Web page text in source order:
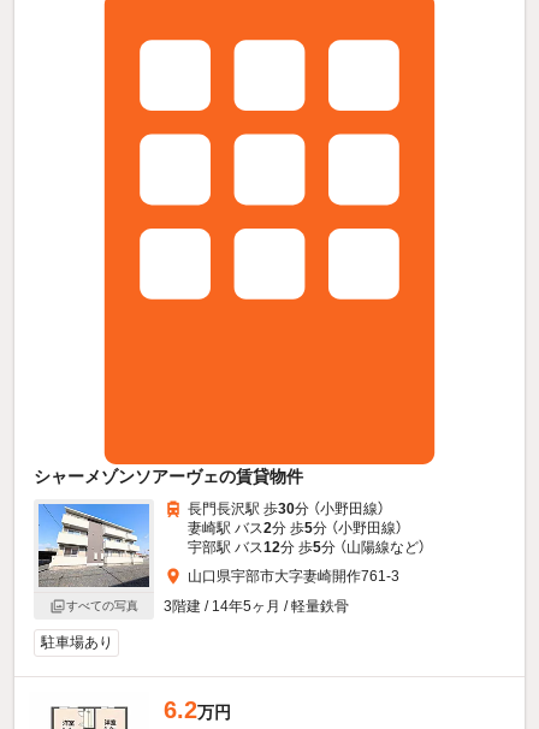
シャーメゾンソアーヴェの賃貸物件
すべての写真
長門長沢駅 歩30分 （小野田線）
妻崎駅 バス2分 歩5分 （小野田線）
宇部駅 バス12分 歩5分 （山陽線など）
山口県宇部市大字妻崎開作761-3
3階建 / 14年5ヶ月 / 軽量鉄骨
駐車場あり
6.2万円